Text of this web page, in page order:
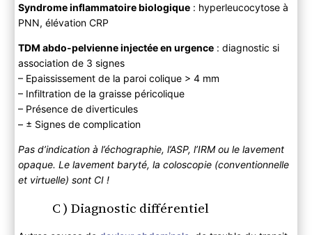
Syndrome inflammatoire biologique: hyperleucocytose à
PNN, élévation CRP
TDM abdo-pelvienne injectée en urgence: diagnostic si
association de 3 signes
– Epaississement de la paroi colique > 4 mm
– Infiltration de la graisse péricolique
– Présence de diverticules
– ± Signes de complication
Pas d’indication à l’échographie, l’ASP, l’IRM ou le lavement
opaque. Le lavement baryté, la coloscopie (conventionnelle
et virtuelle) sont CI !
C ) Diagnostic différentiel